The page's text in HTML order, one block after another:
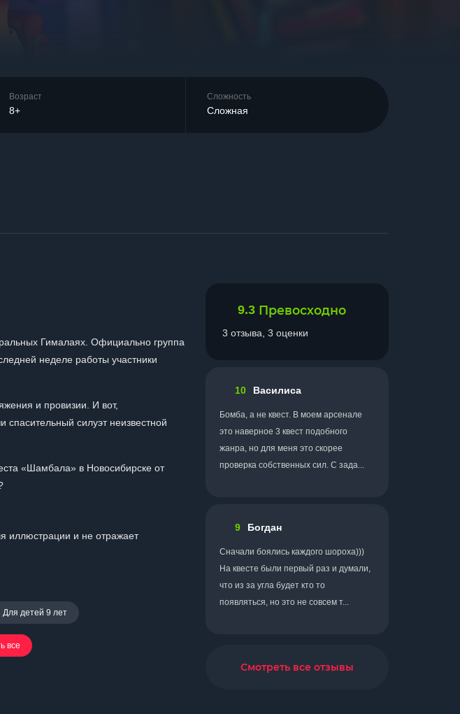
Возраст
8+
Сложность
Сложная
Гималаях. Официально группа
неделе работы участники
и провизии. И вот,
силуэт неизвестной
«Шамбала» в Новосибирске от
иллюстрации и не отражает
Для детей 9 лет
все
9.3 Превосходно
3 отзыва, 3 оценки
10 Василиса
Бомба, а не квест. В моем арсенале
это наверное 3 квест подобного
жанра, но для меня это скорее
проверка собственных сил. С зада...
9 Богдан
Сначали боялись каждого шороха)))
На квесте были первый раз и думали,
что из за угла будет кто то
появляться, но это не совсем т...
Смотреть все отзывы